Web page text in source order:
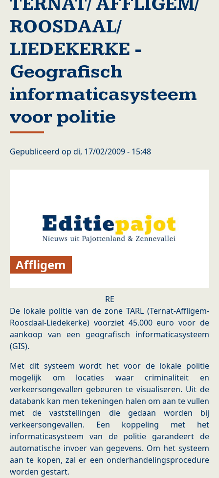
ROOSDAAL/
LIEDEKERKE -
Geografisch
informaticasysteem
voor politie
Gepubliceerd op di, 17/02/2009 - 15:48
Affligem
RE
De lokale politie van de zone TARL (Ternat-Affligem-
Roosdaal-Liedekerke) voorziet 45.000 euro voor de
aankoop van een geografisch informaticasysteem
(GIS).
Met dit systeem wordt het voor de lokale politie
mogelijk om locaties waar criminaliteit en
verkeersongevallen gebeuren te visualiseren. Uit de
databank kan men tekeningen halen om aan te vullen
met de vaststellingen die gedaan worden bij
verkeersongevallen. Een koppeling met het
informaticasysteem van de politie garandeert de
automatische invoer van gegevens. Om het systeem
aan te kopen, zal er een onderhandelingsprocedure
worden gestart.